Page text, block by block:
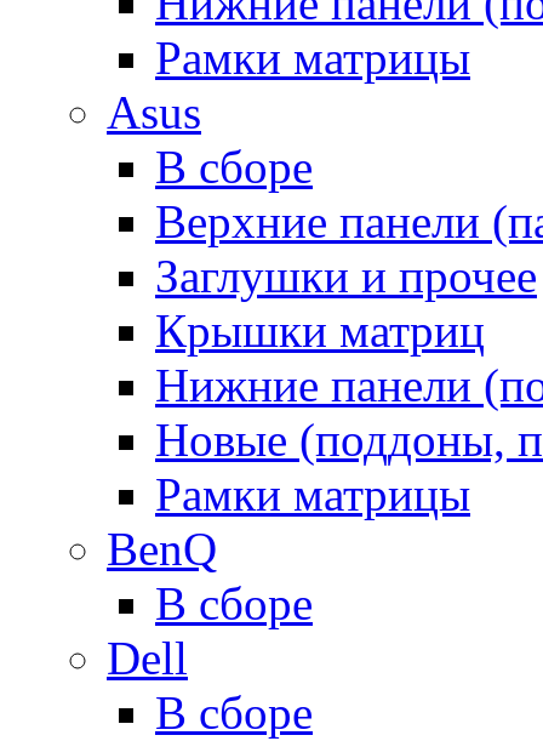
Рамки матрицы
Asus
В сборе
Верхние панели
Заглушки и прочее
Крышки матриц
Нижние панели
Новые (поддоны,
Рамки матрицы
BenQ
В сборе
Dell
В сборе